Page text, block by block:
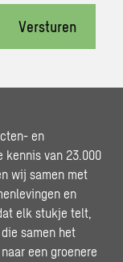
Versturen
en
kennis van 23.000
wij samen met
en
elk stukje telt,
samen het
een groenere